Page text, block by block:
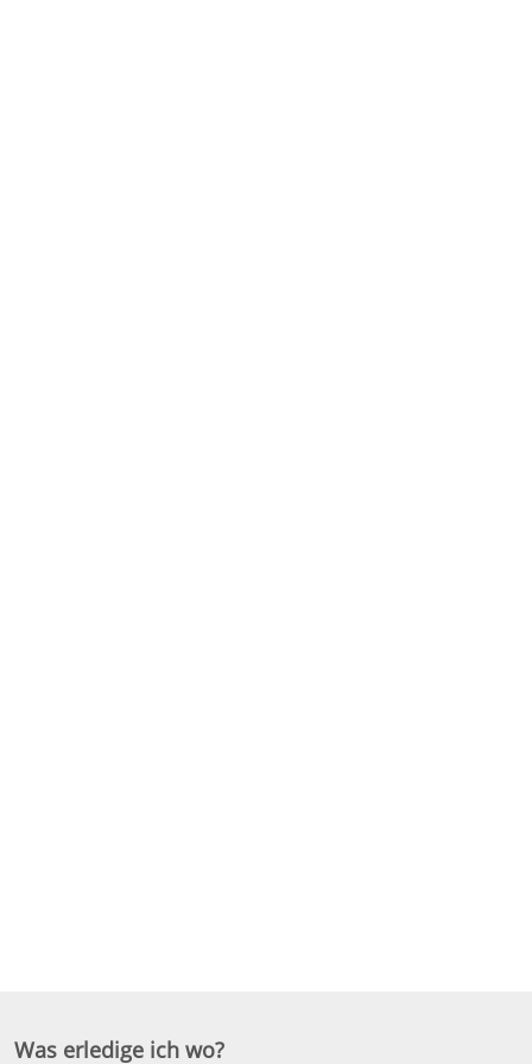
Was erledige ich wo?